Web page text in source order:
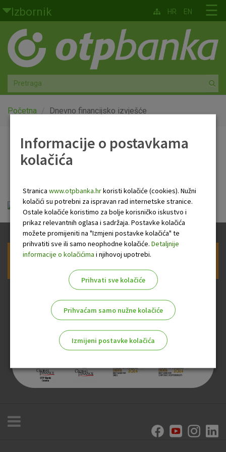
Skoči na glavni sadržaj
Izbornik
Građani
Privatno bankarstvo
Agro
Mala poduzeća i obrtnici
Globalna tržišta
O nama
☰
HR EN
Početna Dnevno financijsko izvješće
Dnevno financijsko
Dnevno financijsko izvješće.pdf
Prijava na newsletter OTP banke
Informacije o postavkama
kolačića
Stranica www.otpbanka.hrkoristi kolačiće (cookies). Nužni
kolačići su potrebni za ispravan rad internetske stranice.
Ostale kolačiće koristimo za bolje korisničko iskustvo i
prikaz relevantnih oglasa i sadržaja. Postavke kolačića
možete promijeniti na "Izmjeni postavke kolačića" te
prihvatiti sve ili samo neophodne kolačiće. Detaljnije
informacije o kolačićima i njihovoj upotrebi.
Prihvati sve kolačiće
Prihvaćam samo nužne kolačiće
Izmijeni postavke kolačića